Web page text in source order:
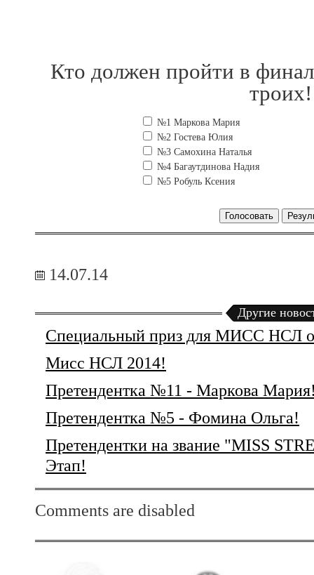
Кто должен пройти в
троих!
№1 Маркова Мария
№2 Гостева Юлия
№3 Самохина Наталья
№4 Багаутдинова Надия
№5 Робуль Ксения
Голосовать
14.07.14
Другие
Специальный приз для МИСС НСЛ
Мисс НСЛ 2014!
Претендентка №11 - Маркова
Претендентка №5 - Фомина Ольга!
Претендентки на звание "MISS
Этап!
Comments are disabled